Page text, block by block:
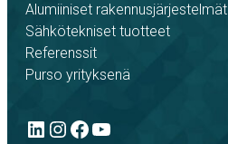
Alumiiniset rakennusjärjestelmät
Sähkötekniset tuotteet
Referenssit
Purso yrityksenä
LinkedIn
Instagram
Facebook
YouTube